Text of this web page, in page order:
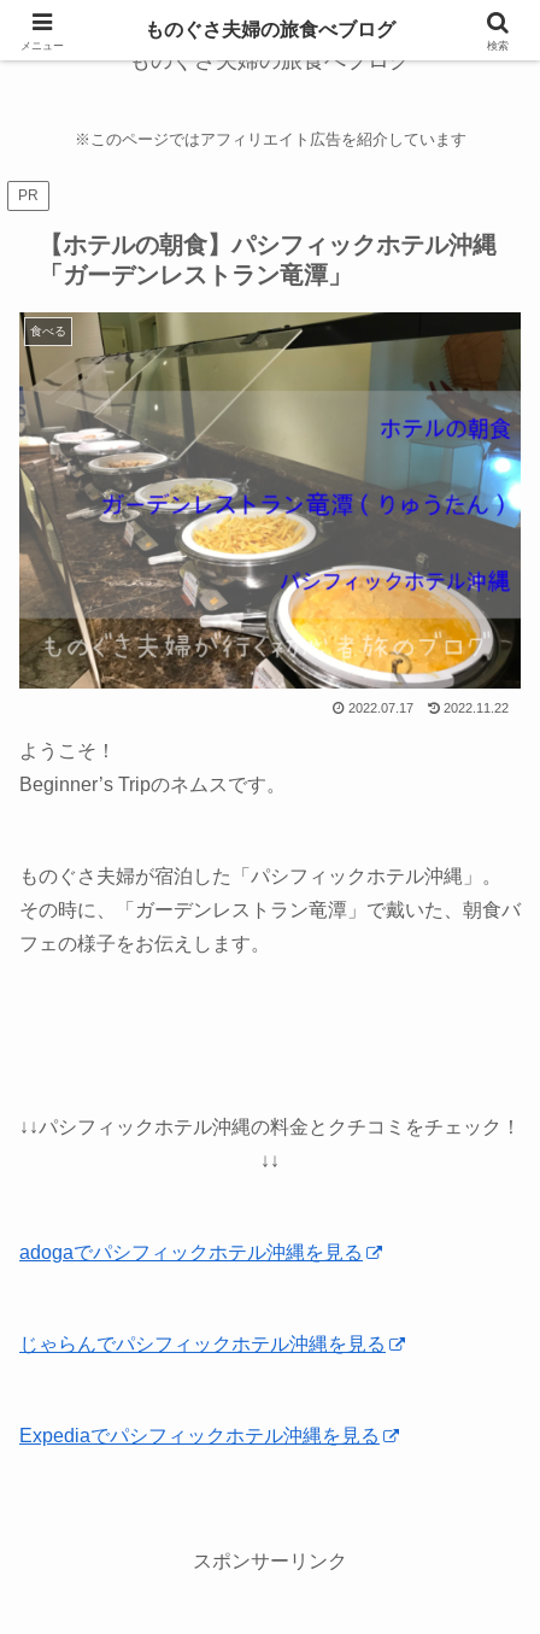
ものぐさ夫婦の旅食べブログ
※このページではアフィリエイト広告を紹介しています
PR
【ホテルの朝食】パシフィックホテル沖縄
「ガーデンレストラン竜潭」
食べる
2022.07.17 2022.11.22
ようこそ！
Beginner’s Tripのネムスです。
ものぐさ夫婦が宿泊した「パシフィックホテル沖縄」。
その時に、「ガーデンレストラン竜潭」で戴いた、朝食バ
フェの様子をお伝えします。
↓↓パシフィックホテル沖縄の料金とクチコミをチェック！
↓↓
adogaでパシフィックホテル沖縄を見る
じゃらんでパシフィックホテル沖縄を見る
Expediaでパシフィックホテル沖縄を見る
スポンサーリンク
メニュー
ものぐさ夫婦の旅食べブログ
検索